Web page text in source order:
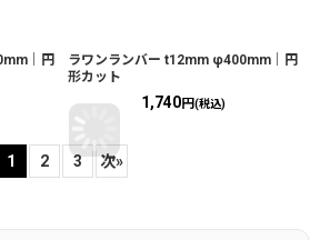
｜円
ラワンランバー t12mm φ400mm｜円
形カット
1,740円(税込)
1 2 3 次»